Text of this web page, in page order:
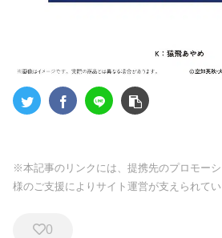
※本記事のリンクには、提携先のプロモー
様のご支援によりサイト運営が支えられてい
0